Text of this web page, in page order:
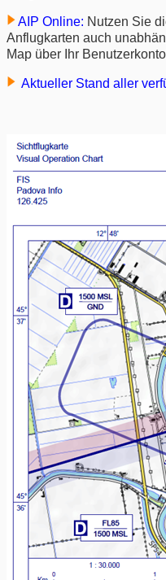
AIP Online: Nutzen Sie
Anflugkarten auch
Map über Ihr
Aktueller Stand aller